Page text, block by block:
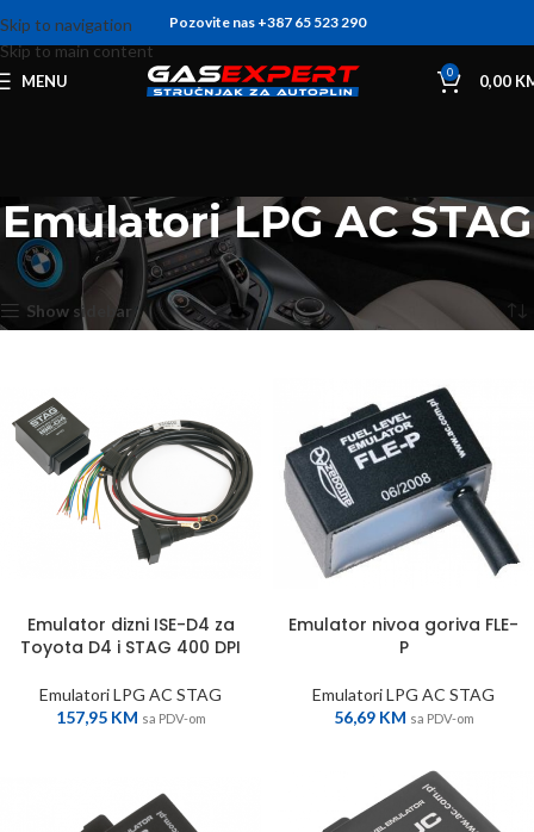
Skip to navigation
Skip to main content
Pozovite nas +387 65 523 290
MENU 0 0,00
Emulatori LPG AC STAG
Početna Emulatori LPG Emulatori LPG AC STAG
Show sidebar
Emulator dizni ISE-D4 za
Toyota D4 i STAG 400 DPI
Emulatori LPG AC STAG
157,95 KM sa PDV-om
Emulator nivoa goriva FLE-
P
Emulatori LPG AC STAG
56,69 KM sa PDV-om